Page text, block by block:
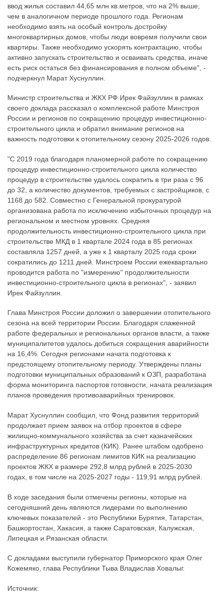
ввод жилья составил 44,65 млн кв.метров, что на 2% выше,
чем в аналогичном периоде прошлого года. Регионам
необходимо взять на особый контроль достройку
многоквартирных домов, чтобы люди вовремя получили свои
квартиры. Также необходимо ускорять контрактацию, чтобы
активно запускать строительство и осваивать средства, иначе
есть риск остаться без финансирования в полном объеме", -
подчеркнул Марат Хуснуллин.
Министр строительства и ЖКХ РФ Ирек Файзуллин в рамках
своего доклада рассказал о комплексной работе Минстроя
России и регионов по сокращению процедур инвестиционно-
строительного цикла и обратил внимание регионов на
важность подготовки к отопительному сезону 2025-2026 годов.
"С 2019 года благодаря планомерной работе по сокращению
процедур инвестиционно-строительного цикла количество
процедур в строительстве удалось сократить в три раза с 96
до 32, а количество документов, требуемых с застройщиков, с
1168 до 582. Совместно с Генеральной прокуратурой
организована работа по исключению избыточных процедур на
региональном и местном уровнях. Средняя
продолжительность инвестиционно-строительного цикла при
строительстве МКД в 1 квартале 2024 года в 85 регионах
составляла 1257 дней, а уже к 1 кварталу 2025 года сроки
сократились до 1211 дней. Минстроем России ежеквартально
проводится работа по "измерению" продолжительности
инвестиционно-строительного цикла в регионах", - заявил
Ирек Файзуллин.
Глава Минстроя России доложил о завершении отопительного
сезона на всей территории России. Благодаря слаженной
работе федеральных и региональных органов власти, а также
муниципалитетов удалось добиться сокращения аварийности
на 16,4%. Сегодня регионами начата подготовка к
предстоящему отопительному периоду. Утверждены планы
подготовки муниципальных образований к ОЗП, разработана
форма мониторинга паспортов готовности, начата реализация
планов проведения противоаварийных тренировок.
Марат Хуснуллин сообщил, что Фонд развития территорий
продолжает прием заявок на отбор проектов в сфере
жилищно-коммунального хозяйства за счет казначейских
инфраструктурных кредитов (КИК). Ранее штабом одобрено
распределение 86 регионам лимитов КИК на реализацию
проектов ЖКХ в размере 292,8 млрд рублей в 2025-2030
годах, в том числе на 2025-2027 годы - 119,91 млрд рублей.
В ходе заседания были отмечены регионы, которые на
сегодняшний день являются лидерами по выполнению
ключевых показателей - это Республики Бурятия, Татарстан,
Башкортостан, Хакасия, а также Саратовская, Калужская,
Липецкая и Рязанская области.
C докладами выступили губернатор Приморского края Олег
Кожемяко, глава Республики Тыва Владислав Ховалыг.
Источник: